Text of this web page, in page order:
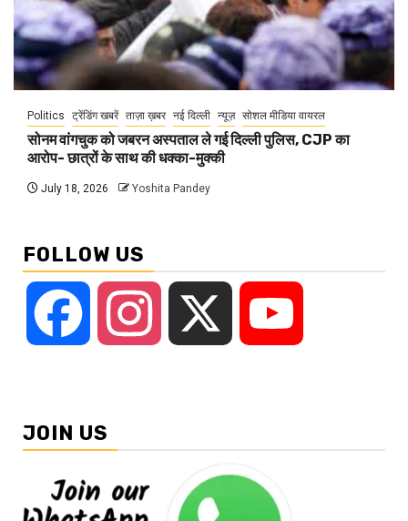
Politics ट्रेंडिंग खबरें ताज़ा ख़बर नई दिल्ली न्यूज़ सोशल मीडिया वायरल
सोनम वांगचुक को जबरन अस्पताल ले गई दिल्ली पुलिस, CJP का
आरोप- छात्रों के साथ की धक्का-मुक्की
July 18, 2026 Yoshita Pandey
FOLLOW US
Facebook Instagram
JOIN US